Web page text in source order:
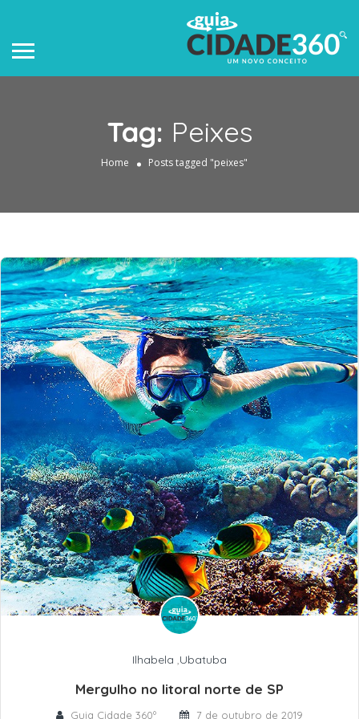
Tag: Peixes
Home Posts tagged "peixes"
Ilhabela ,Ubatuba
Mergulho no litoral norte de SP
Guia Cidade 360º 7 de outubro de 2019